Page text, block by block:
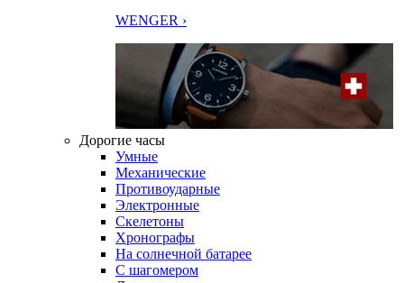
WENGER ›
Дорогие часы
Умные
Механические
Противоударные
Электронные
Скелетоны
Хронографы
На солнечной батарее
С шагомером